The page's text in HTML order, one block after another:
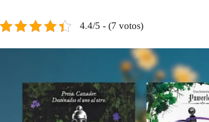
4.4/5 - (7 votos)